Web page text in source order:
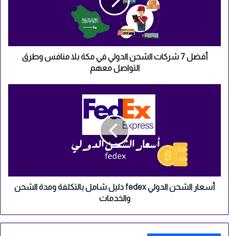
منافس
وطرق
أفضل 7 شركات الشحن الدولي في مكة بلا منافس وطرق
التواصل معهم
الشحن
والخدمات
أسعار الشحن الدولي fedex دليل شامل بالتكلفة ومدة الشحن
والخدمات